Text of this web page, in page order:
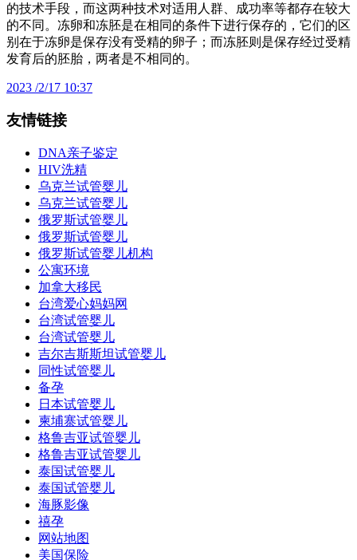
的技术手段，而这两种技术对适用人群、成功率等都存在较大
的不同。冻卵和冻胚是在相同的条件下进行保存的，它们的区
别在于冻卵是保存没有受精的卵子；而冻胚则是保存经过受精
发育后的胚胎，两者是不相同的。
2023 /2/17 10:37
友情链接
DNA亲子鉴定
HIV洗精
乌克兰试管婴儿
乌克兰试管婴儿
俄罗斯试管婴儿
俄罗斯试管婴儿
俄罗斯试管婴儿机构
公寓环境
加拿大移民
台湾爱心妈妈网
台湾试管婴儿
台湾试管婴儿
吉尔吉斯斯坦试管婴儿
同性试管婴儿
备孕
日本试管婴儿
柬埔寨试管婴儿
格鲁吉亚试管婴儿
格鲁吉亚试管婴儿
泰国试管婴儿
泰国试管婴儿
海豚影像
禧孕
网站地图
美国保险